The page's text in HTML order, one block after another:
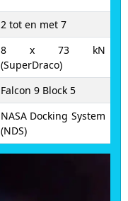
2 tot en met 7
8 x 73 kN
(SuperDraco)
Falcon 9 Block 5
NASA Docking System
(NDS)